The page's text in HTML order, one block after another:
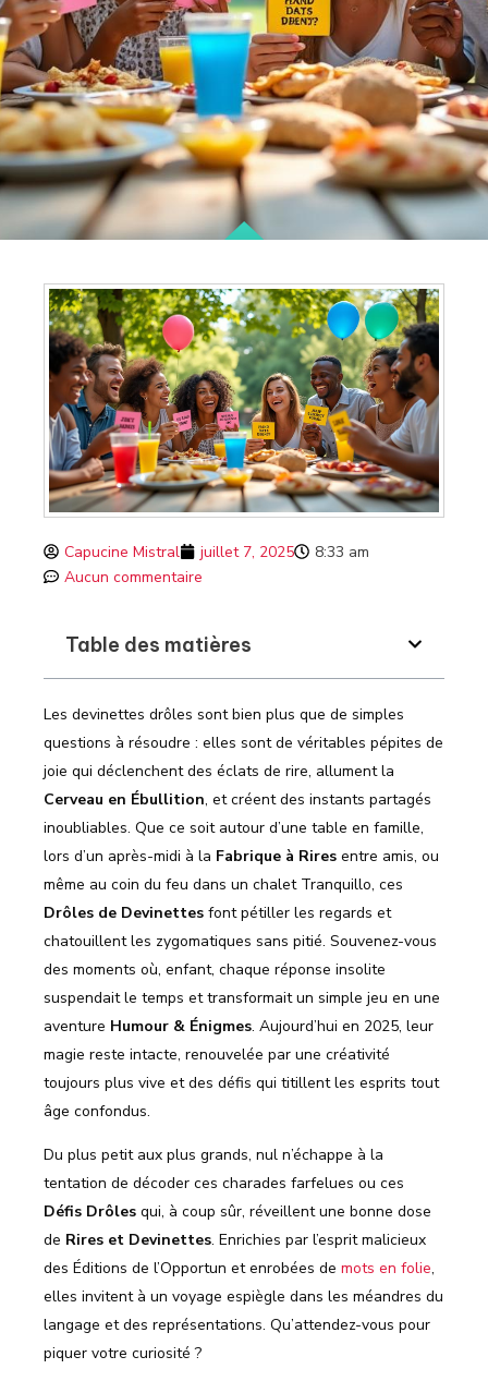
Capucine Mistral juillet 7, 2025
8:33 am
Aucun commentaire
Table des matières
Les devinettes drôles sont bien plus que de simples
questions à résoudre : elles sont de véritables pépites de
joie qui déclenchent des éclats de rire, allument la
Cerveau en Ébullition, et créent des instants partagés
inoubliables. Que ce soit autour d’une table en famille,
lors d’un après-midi à la Fabrique à Rires entre amis, ou
même au coin du feu dans un chalet Tranquillo, ces
Drôles de Devinettes font pétiller les regards et
chatouillent les zygomatiques sans pitié. Souvenez-vous
des moments où, enfant, chaque réponse insolite
suspendait le temps et transformait un simple jeu en une
aventure Humour & Énigmes. Aujourd’hui en 2025, leur
magie reste intacte, renouvelée par une créativité
toujours plus vive et des défis qui titillent les esprits tout
âge confondus.
Du plus petit aux plus grands, nul n’échappe à la
tentation de décoder ces charades farfelues ou ces
Défis Drôles qui, à coup sûr, réveillent une bonne dose
de Rires et Devinettes. Enrichies par l’esprit malicieux
des Éditions de l’Opportun et enrobées de mots en folie,
elles invitent à un voyage espiègle dans les méandres du
langage et des représentations. Qu’attendez-vous pour
piquer votre curiosité ?